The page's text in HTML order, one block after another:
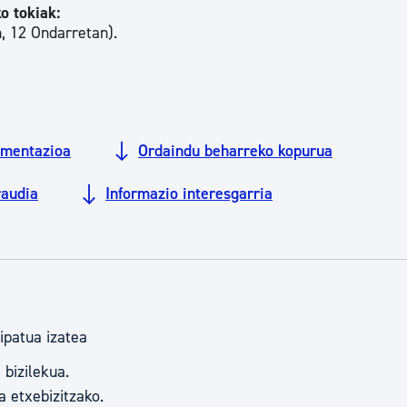
tokiak:
12 Ondarretan).
Ordaindu beharreko kopurua
Informazio interesgarria
izatea
bizilekua.
etxebizitzako.